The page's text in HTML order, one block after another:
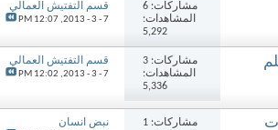
مشاركات: 6
المشاهدات:
5,292
قسم التفتيش العمالي
7 - 3 - 2013,
12:07 PM
مشاركات: 3
المشاهدات:
5,336
قسم التفتيش العمالي
7 - 3 - 2013,
12:02 PM
مشاركات: 1
نبض انسان